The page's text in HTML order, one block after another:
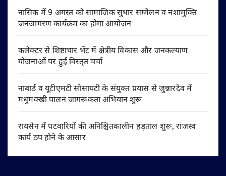
नासिक में 9 अगस्त को सामाजिक सुधार सम्मेलन व नशामुक्ति
जनजागरण कार्यक्रम का होगा आयोजन
कलेक्टर से शिष्टाचार भेंट में क्षेत्रीय विकास और जनकल्याण
योजनाओं पर हुई विस्तृत चर्चा
नाबार्ड व यूटीएमटी सोसायटी के संयुक्त प्रयास से जुन्नारदेव में
मधुमक्खी पालन जागरूकता अभियान शुरू
रायसेन में पटवारियों की अनिश्चितकालीन हड़ताल शुरू, राजस्व
कार्य ठप होने के आसार